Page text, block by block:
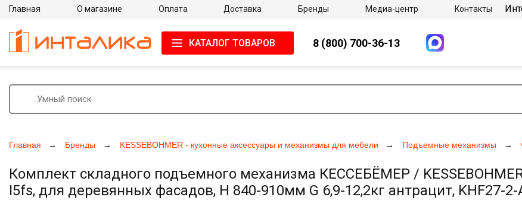
Главная Бренды KESSEBOHMER - кухонные аксессуары и механизмы для мебели Подъемные механизмы
Комплект складного подъемного механизма КЕССЕБЁМЕР /
I5fs, для деревянных фасадов, H 840-910мм G 6,9-12,2кг антрацит, KHF27-2-
Главная О магазине Оплата Доставка Бренды Медиа-центр Контакты
КАТАЛОГ ТОВАРОВ 8 (800) 700-36-13